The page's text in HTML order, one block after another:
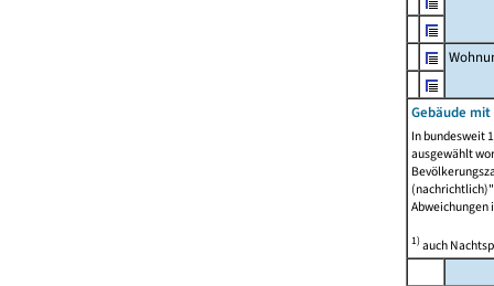
Gebäude
In bundesweit
ausgewählt
Abweichungen
1)auch